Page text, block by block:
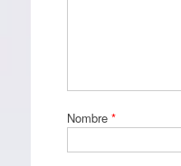
Nombre *